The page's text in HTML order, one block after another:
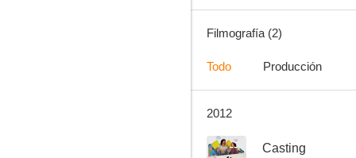
Filmografía (2)
Todo Producción
2012
-- Casting